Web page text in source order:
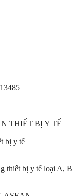
THIẾT BỊ Y TẾ
bị y tế
thiết bị y tế loại A, B